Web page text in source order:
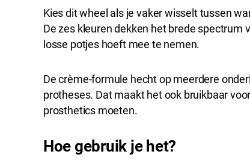
Kies dit wheel als je vaker wisselt tussen
De zes kleuren dekken het brede
losse potjes hoeft mee te nemen.
De crème-formule hecht op meerdere
protheses. Dat maakt het ook bruikbaar
prosthetics moeten.
Hoe gebruik je het?